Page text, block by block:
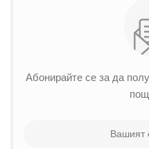
Абонирайте се за да